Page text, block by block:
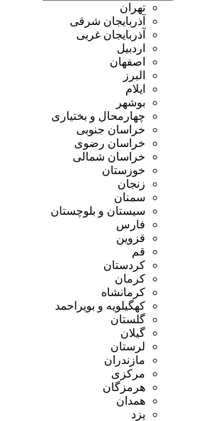
تهران
آذربایجان شرقی
آذربایجان غربی
اردبیل
اصفهان
البرز
ایلام
بوشهر
چهارمحال و بختیاری
خراسان جنوبی
خراسان رضوی
خراسان شمالی
خوزستان
زنجان
سمنان
سیستان و بلوچستان
فارس
قزوین
قم
کردستان
کرمان
کرمانشاه
کهگیلویه و بویراحمد
گلستان
گیلان
لرستان
مازندران
مرکزی
هرمزگان
همدان
یزد